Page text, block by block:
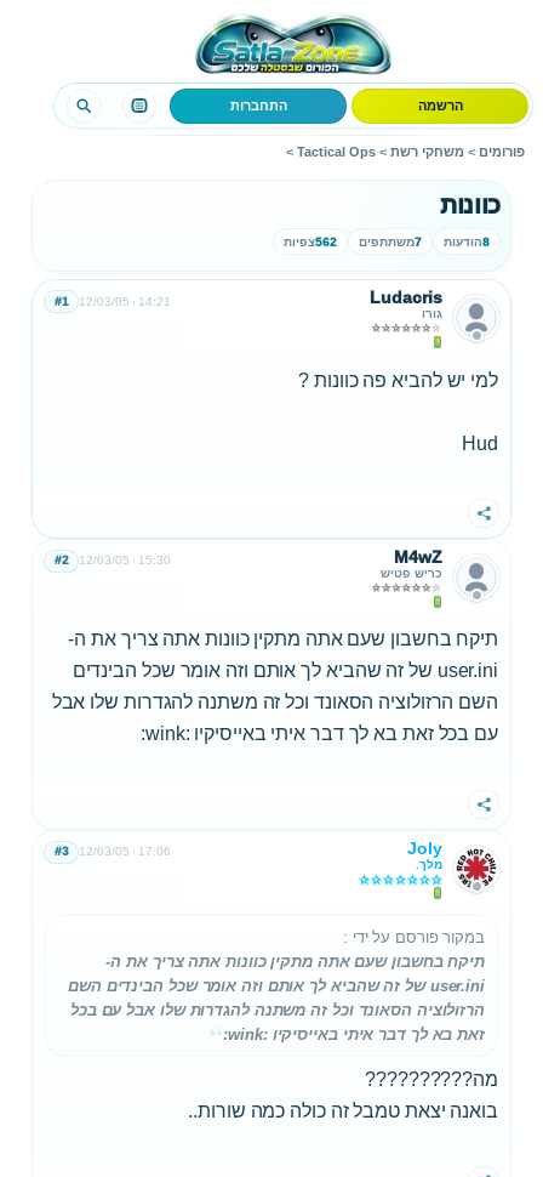
הרשמה התחברות
פורומים > משחקי רשת >
Tactical Ops
>
כוונות
8הודעות 7משתתפים 562צפיות
Ludacris
גורו
12/03/05 14:21
#1
למי יש להביא פה כוונות ?
Hud
שתף
M4wZ
כריש פטיש
12/03/05 15:30
#2
תיקח בחשבון שעם אתה מתקין כוונות אתה צריך את ה-
user.ini של זה שהביא לך אותם וזה אומר שכל הבינדים
השם הרזולוציה הסאונד וכל זה משתנה להגדרות שלו אבל
עם בכל זאת בא לך דבר איתי באייסיקיו :wink:
שתף
Joly
מלך.
12/03/05 17:06
#3
במקור פורסם על ידי :
תיקח בחשבון שעם אתה מתקין כוונות אתה צריך את ה-
user.ini של זה שהביא לך אותם וזה אומר שכל הבינדים השם
הרזולוציה הסאונד וכל זה משתנה להגדרות שלו אבל עם בכל
זאת בא לך דבר איתי באייסיקיו :wink:
מה??????????
בואנה יצאת טמבל זה כולה כמה שורות..